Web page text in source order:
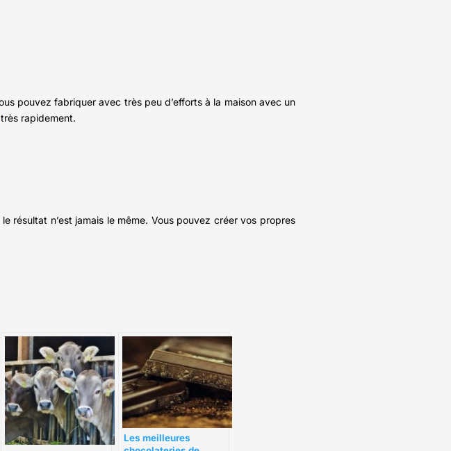
pouvez fabriquer avec très peu d’efforts à la maison avec un
très rapidement.
résultat n’est jamais le même. Vous pouvez créer vos propres
Les meilleures